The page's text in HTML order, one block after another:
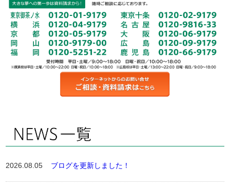
2026.08.05 ブログを更新しました！